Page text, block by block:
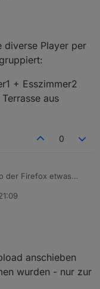
diverse Player per
+ Esszimmer2
aus
0
der Firefox etwas
einmal in eine
mit der Auswahl der
hat.
anschieben
wurden - nur zur